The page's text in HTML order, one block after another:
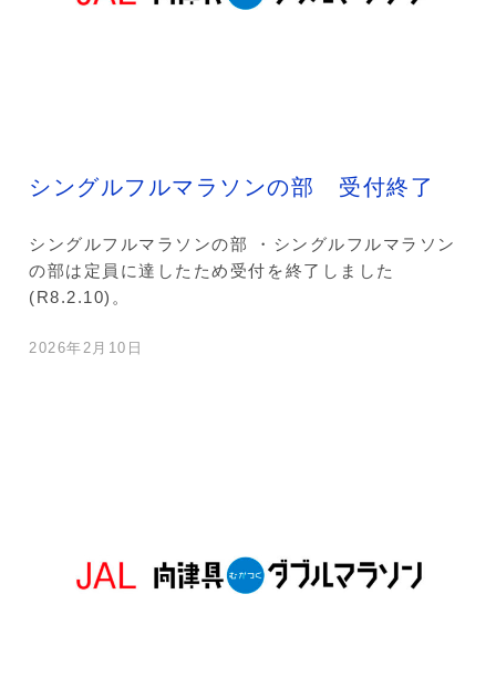
シングルフルマラソンの部 受付終了
シングルフルマラソンの部 ・シングルフルマラソン
の部は定員に達したため受付を終了しました
(R8.2.10)。
2026年2月10日